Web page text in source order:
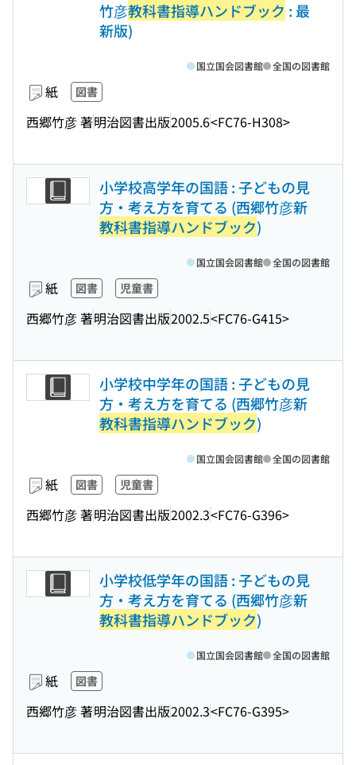
竹彦教科書指導ハンドブック : 最
新版)
紙 図書
西郷竹彦 著明治図書出版2005.6<FC76-H308>
国立国会図書館 全国の図書館
小学校高学年の国語 : 子どもの見
方・考え方を育てる (西郷竹彦新
教科書指導ハンドブック)
紙 図書 児童書
西郷竹彦 著明治図書出版2002.5<FC76-G415>
国立国会図書館 全国の図書館
小学校中学年の国語 : 子どもの見
方・考え方を育てる (西郷竹彦新
教科書指導ハンドブック)
紙 図書 児童書
西郷竹彦 著明治図書出版2002.3<FC76-G396>
国立国会図書館 全国の図書館
小学校低学年の国語 : 子どもの見
方・考え方を育てる (西郷竹彦新
教科書指導ハンドブック)
紙 図書
西郷竹彦 著明治図書出版2002.3<FC76-G395>
国立国会図書館 全国の図書館